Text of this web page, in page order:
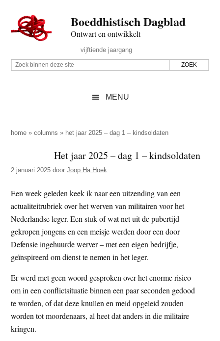
naar
de
inhoud
secondary
naar
de
sidebar
naar
de
Boeddhistisch Dagblad
Ontwart en ontwikkelt
Rechts
vijftiende jaargang
Z
p
z
e
s
i
t
e
Z
i
e
d
e
z
e
s
i
e
MENU
home »columns » het jaar 2025 – dag 1 – kindsoldaten
Het jaar 2025 – dag 1 – kindsoldaten
2 januari 2025 doorJoop Ha Hoek
Een week geleden keek ik naar een uitzending van een
actualiteitrubriek over het werven van militairen voor het
Nederlandse leger. Een stuk of wat net uit de pubertijd
gekropen jongens en een meisje werden door een door
Defensie ingehuurde werver – met een eigen bedrijfje,
geïnspireerd om dienst te nemen in het leger.
Er werd met geen woord gesproken over het enorme risico
om in een conflictsituatie binnen een paar seconden gedood
te worden, of dat deze knullen en meid opgeleid zouden
worden tot moordenaars, al heet dat anders in die militaire
kringen.